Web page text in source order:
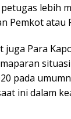
lebih
Pemkot atau
juga Para
pada
ini dalam